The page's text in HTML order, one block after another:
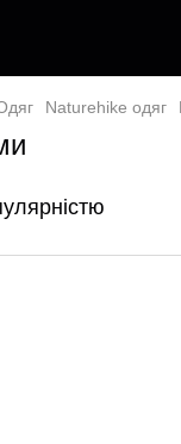
Naturehike одяг